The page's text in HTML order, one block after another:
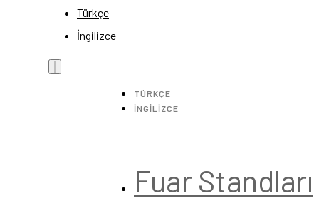
Türkçe
İngilizce
TÜRKÇE
İNGILIZCE
Fuar Standları